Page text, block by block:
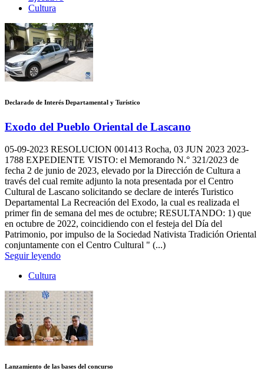
Cultura
Declarado de Interés Departamental y Turístico
Exodo del Pueblo Oriental de Lascano
05-09-2023 RESOLUCION 001413 Rocha, 03 JUN 2023 2023-
1788 EXPEDIENTE VISTO: el Memorando N.° 321/2023 de
fecha 2 de junio de 2023, elevado por la Dirección de Cultura a
través del cual remite adjunto la nota presentada por el Centro
Cultural de Lascano solicitando se declare de interés Turistico
Departamental La Recreación del Exodo, la cual es realizada el
primer fin de semana del mes de octubre; RESULTANDO: 1) que
en octubre de 2022, coincidiendo con el festeja del Día del
Patrimonio, por impulso de la Sociedad Nativista Tradición Oriental
conjuntamente con el Centro Cultural " (...)
Seguir leyendo
Cultura
Lanzamiento de las bases del concurso